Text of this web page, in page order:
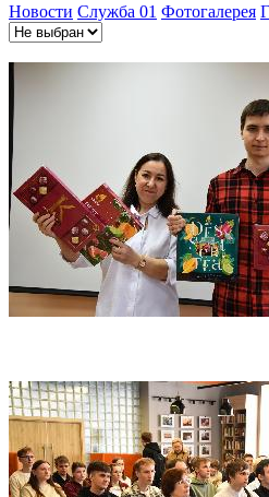
Новости Служба 01 Фотогалерея